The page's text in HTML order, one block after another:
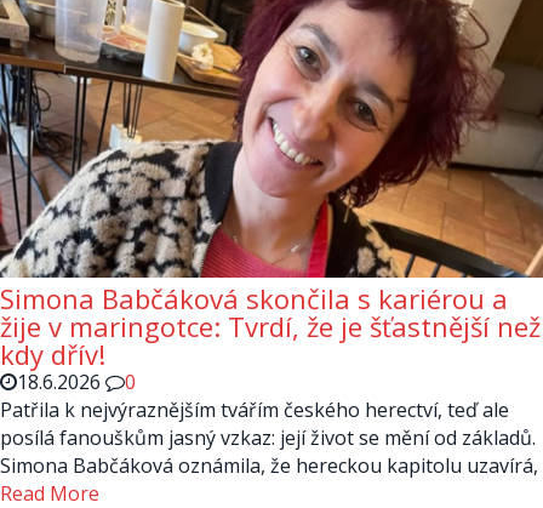
Simona Babčáková skončila s kariérou a
žije v maringotce: Tvrdí, že je šťastnější než
kdy dřív!
18.6.2026
0
Patřila k nejvýraznějším tvářím českého herectví, teď ale
posílá fanouškům jasný vzkaz: její život se mění od základů.
Simona Babčáková oznámila, že hereckou kapitolu uzavírá,
Read More